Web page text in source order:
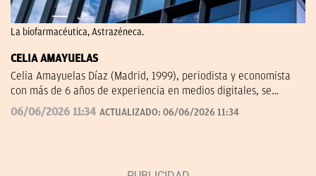
La biofarmacéutica, Astrazéneca.
CELIA AMAYUELAS
Celia Amayuelas Díaz (Madrid, 1999), periodista y economista
con más de 6 años de experiencia en medios digitales, se
incorporó a OKDIARIO en 2026 procedente de finanzas.com, 'El
Español' y Capital Radio. Puedes contactar conmigo en
06/06/2026 11:34 ACTUALIZADO: 06/06/2026 11:34